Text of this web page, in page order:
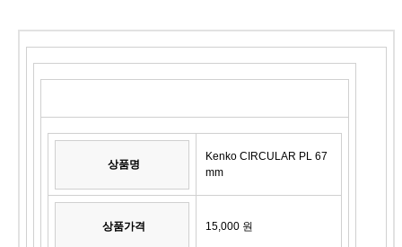
상품명
Kenko CIRCULAR PL 67
mm
상품가격 15,000 원